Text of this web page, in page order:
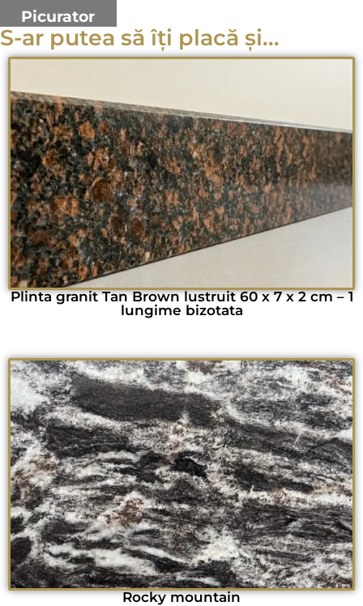
Picurator
S-ar putea să îți placă și...
Plinta granit Tan Brown lustruit 60 x 7 x 2 cm – 1
lungime bizotata
Rocky mountain